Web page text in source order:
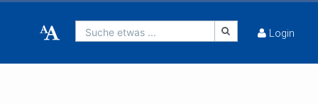
Suche etwas ... Login